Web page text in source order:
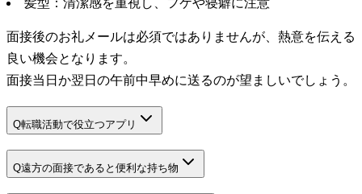
髪型：清潔感を重視し、フケや寝癖に注意
面接後のお礼メールは必須ではありませんが、熱意を伝える
良い機会となります。
面接当日か翌日の午前中早めに送るのが望ましいでしょう。
Q転職活動で役立つアプリ
Q遠方の面接であると便利な持ち物